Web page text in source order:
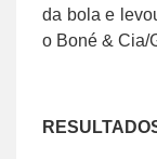
da bola e
o Boné & Cia/